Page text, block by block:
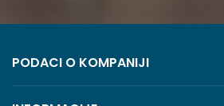
PODACI O KOMPANIJI